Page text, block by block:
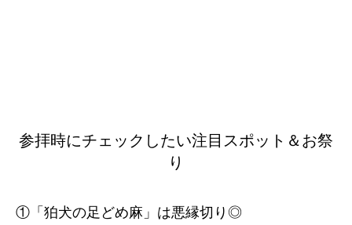
参拝時にチェックしたい注目スポット＆お祭
り
①「狛犬の足どめ麻」は悪縁切り◎